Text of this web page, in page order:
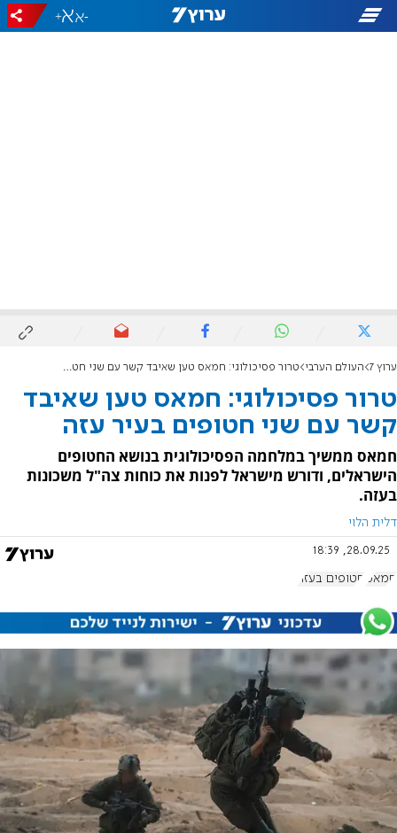
-
+
ערוץ 7 העולם הערבי טרור פסיכולוגי: חמאס טען שאיבד קשר עם שני חטופים בעיר עזה
טרור פסיכולוגי: חמאס טען שאיבד
קשר עם שני חטופים בעיר עזה
חמאס ממשיך במלחמה הפסיכולוגית בנושא החטופים
הישראלים, ודורש מישראל לפנות את כוחות צה"ל משכונות
בעזה.
דלית הלוי
28.09.25, 18:39
חמאס חטופים בעזה